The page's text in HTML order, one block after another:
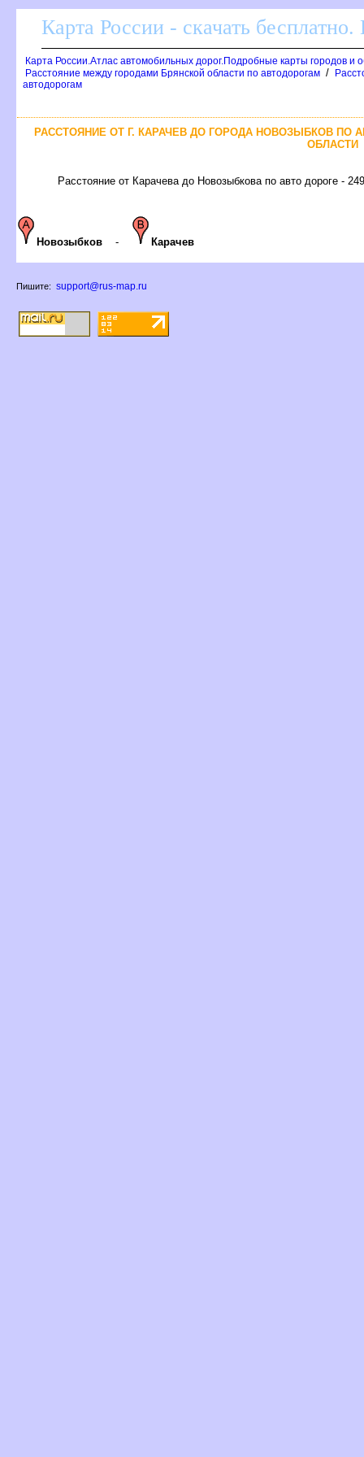
Карта России - скачать
Карта России.Атлас автомобильных дорог.Подробные карты городов и
Расстояние между городами Брянской области по автодорогам /
автодорогам
РАССТОЯНИЕ ОТ Г. КАРАЧЕВ ДО ГОРОДА НОВОЗЫБКОВ ПО
ОБЛАСТИ
Расстояние от Карачева до Новозыбкова по авто дороге -
Новозыбков - Карачев
Пишите: support@rus-map.ru